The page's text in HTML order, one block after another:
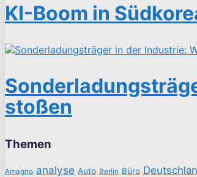
KI-Boom in
stoßen
Themen
Amagno analyse Auto Berlin Büro